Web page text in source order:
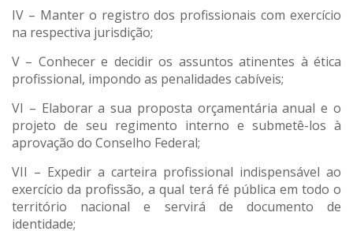
IV – Manter o registro dos profissionais com exercício
na respectiva jurisdição;
V – Conhecer e decidir os assuntos atinentes à ética
profissional, impondo as penalidades cabíveis;
VI – Elaborar a sua proposta orçamentária anual e o
projeto de seu regimento interno e submetê-los à
aprovação do Conselho Federal;
VII – Expedir a carteira profissional indispensável ao
exercício da profissão, a qual terá fé pública em todo o
território nacional e servirá de documento de
identidade;